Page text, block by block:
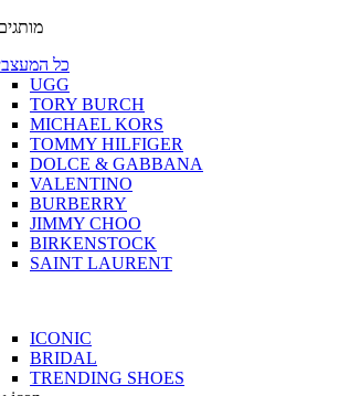
כל
UGG
TORY BURCH
MICHAEL KORS
TOMMY HILFIGER
DOLCE & GABBANA
VALENTINO
BURBERRY
JIMMY CHOO
BIRKENSTOCK
SAINT LAURENT
ICONIC
BRIDAL
TRENDING SHOES